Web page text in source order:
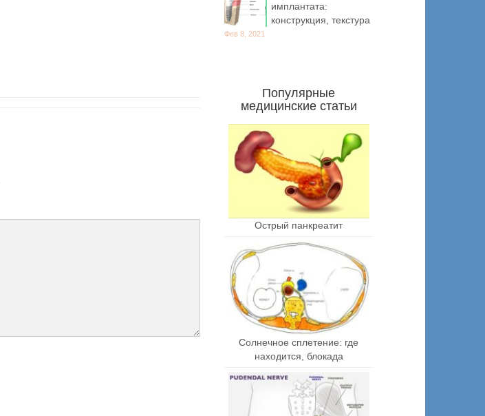
имплантата:
конструкция, текстура
Фев 8, 2021
Популярные
медицинские статьи
Острый панкреатит
Солнечное сплетение: где
находится, блокада